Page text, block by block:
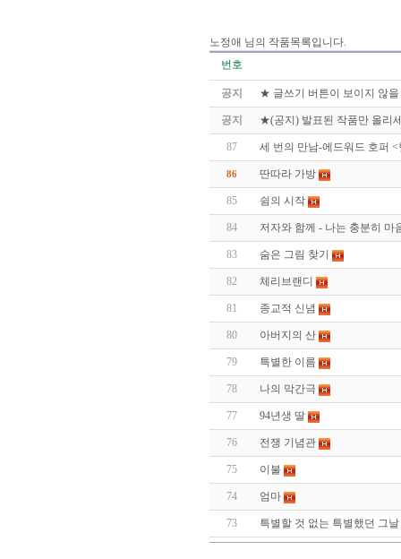
노정애 님의 작품목록입니다.
번호
공지 ★ 글쓰기 버튼이 보이지 않
공지 ★(공지) 발표된 작품만 올리
87 세 번의 만남-에드워드 호퍼
86 딴따라 가방
85 쉼의 시작
84 저자와 함께 - 나는 충분히
83 숨은 그림 찾기
82 체리브랜디
81 종교적 신념
80 아버지의 산
79 특별한 이름
78 나의 막간극
77 94년생 딸
76 전쟁 기념관
75 이불
74 엄마
73 특별할 것 없는 특별했던 그날